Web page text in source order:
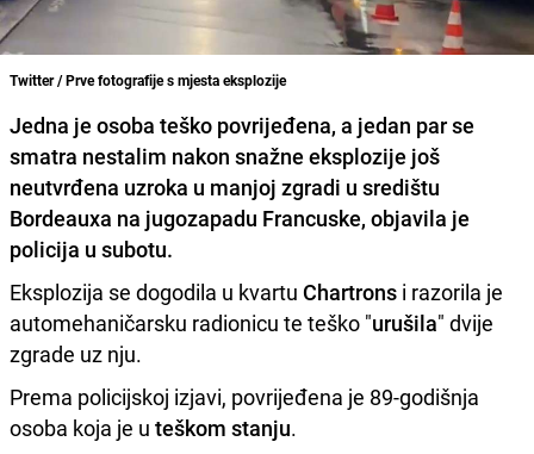
Twitter / Prve fotografije s mjesta eksplozije
Jedna je osoba teško povrijeđena, a jedan par se
smatra nestalim nakon snažne eksplozije još
neutvrđena uzroka u manjoj zgradi u središtu
Bordeauxa na jugozapadu Francuske, objavila je
policija u subotu.
Eksplozija se dogodila u kvartu Chartrons i razorila je
automehaničarsku radionicu te teško "urušila" dvije
zgrade uz nju.
Prema policijskoj izjavi, povrijeđena je 89-godišnja
osoba koja je u teškom stanju.